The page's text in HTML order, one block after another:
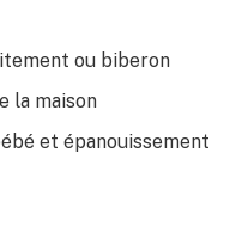
ou biberon
la maison
et épanouissement